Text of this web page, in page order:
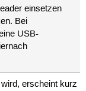
einsetzen
Bei
USB-
erscheint kurz